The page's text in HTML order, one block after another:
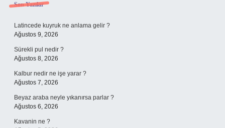
Sidebar
Son Yazılar
Latincede kuyruk ne anlama gelir ?
Ağustos 9, 2026
Sürekli pul nedir ?
Ağustos 8, 2026
Kalbur nedir ne işe yarar ?
Ağustos 7, 2026
Beyaz araba neyle yıkanırsa parlar ?
Ağustos 6, 2026
Kavanin ne ?